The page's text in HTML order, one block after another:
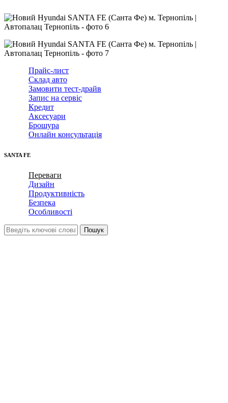
Прайс-лист
Склад авто
Замовити тест-драйв
Запис на сервіс
Кредит
Аксесуари
Брошура
Онлайн консультація
SANTA FE
Переваги
Дизайн
Продуктивність
Безпека
Особливості